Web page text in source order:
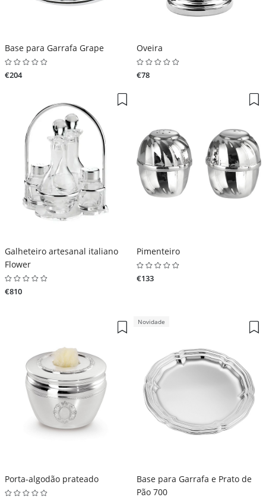
Base para Garrafa Grape
€204
Oveira
€78
Galheteiro artesanal italiano
Flower
€810
Pimenteiro
€133
Porta-algodão prateado
Novidade
Base para Garrafa e Prato de
Pão 700